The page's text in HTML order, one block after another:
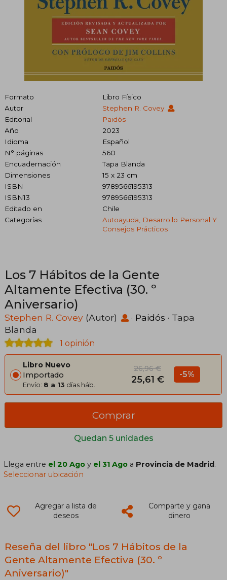
Formato
Libro Físico
Autor
Stephen R. Covey
Editorial
Paidós
Año
2023
Idioma
Español
N° páginas
560
Encuadernación
Tapa Blanda
Dimensiones
15 x 23 cm
ISBN
9789566195313
ISBN13
9789566195313
Editado en
Chile
Categorías
Autoayuda, Desarrollo Personal Y
Consejos Prácticos
Los 7 Hábitos de la Gente
Altamente Efectiva (30. º
Aniversario)
Stephen R. Covey (Autor) · Paidós · Tapa
Blanda
1 opinión
Libro Nuevo
Importado
Envío: 8 a 13 días háb.
26,96 €
25,61 € -5%
Quedan 5 unidades
Comprar
Llega entre el 20 Ago y el 31 Ago a Provincia de Madrid.
Seleccionar ubicación
Agregar a lista de
deseos
Comparte y gana
dinero
Reseña del libro "Los 7 Hábitos de la
Gente Altamente Efectiva (30. º
Aniversario)"